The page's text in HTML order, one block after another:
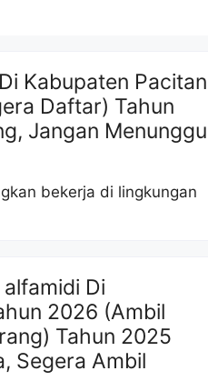
Kabupaten Pacitan
Daftar) Tahun
Jangan Menunggu
bekerja di lingkungan
Di
2026 (Ambil
Tahun 2025
Segera Ambil